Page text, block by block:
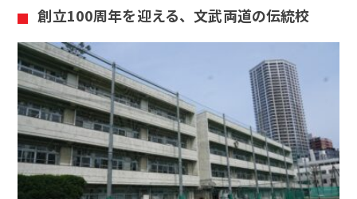
創立100周年を迎える、文武両道の伝統校